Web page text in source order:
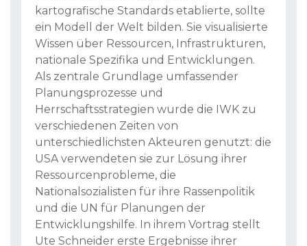
kartografische Standards etablierte, sollte
ein Modell der Welt bilden. Sie visualisierte
Wissen über Ressourcen, Infrastrukturen,
nationale Spezifika und Entwicklungen.
Als zentrale Grundlage umfassender
Planungsprozesse und
Herrschaftsstrategien wurde die IWK zu
verschiedenen Zeiten von
unterschiedlichsten Akteuren genutzt: die
USA verwendeten sie zur Lösung ihrer
Ressourcenprobleme, die
Nationalsozialisten für ihre Rassenpolitik
und die UN für Planungen der
Entwicklungshilfe. In ihrem Vortrag stellt
Ute Schneider erste Ergebnisse ihrer